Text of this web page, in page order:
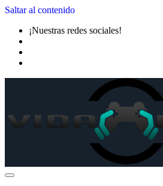
Saltar al contenido
¡Nuestras redes sociales!